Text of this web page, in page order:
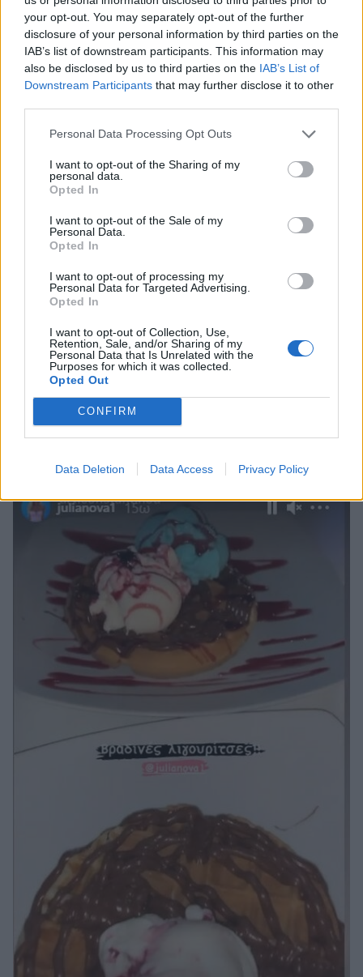
your opt-out. You may separately opt-out of the further
disclosure of your personal information by third parties on the
IAB’s list of downstream participants. This information may
also be disclosed by us to third parties on the IAB’s List of
Downstream Participants that may further disclose it to other
Personal Data Processing Opt Outs
I want to opt-out of the Sharing of my
personal data.
Opted In
I want to opt-out of the Sale of my
Personal Data.
Opted In
I want to opt-out of processing my
Personal Data for Targeted Advertising.
Opted In
I want to opt-out of Collection, Use,
Retention, Sale, and/or Sharing of my
Personal Data that Is Unrelated with the
Purposes for which it was collected.
Opted Out
CONFIRM
Data Deletion Data Access Privacy Policy